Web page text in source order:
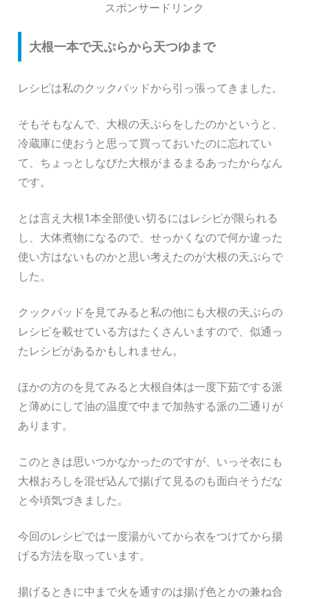
スポンサードリンク
大根一本で天ぷらから天つゆまで
レシピは私のクックパッドから引っ張ってきました。
そもそもなんで、大根の天ぷらをしたのかというと、
冷蔵庫に使おうと思って買っておいたのに忘れてい
て、ちょっとしなびた大根がまるまるあったからなん
です。
とは言え大根1本全部使い切るにはレシピが限られる
し、大体煮物になるので、せっかくなので何か違った
使い方はないものかと思い考えたのが大根の天ぷらで
した。
クックパッドを見てみると私の他にも大根の天ぷらの
レシピを載せている方はたくさんいますので、似通っ
たレシピがあるかもしれません。
ほかの方のを見てみると大根自体は一度下茹でする派
と薄めにして油の温度で中まで加熱する派の二通りが
あります。
このときは思いつかなかったのですが、いっそ衣にも
大根おろしを混ぜ込んで揚げて見るのも面白そうだな
と今頃気づきました。
今回のレシピでは一度湯がいてから衣をつけてから揚
げる方法を取っています。
揚げるときに中まで火を通すのは揚げ色とかの兼ね合